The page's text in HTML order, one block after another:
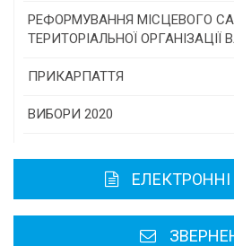
Консультативна рада
РЕФОРМУВАННЯ МІСЦЕВОГО
ТЕРИТОРІАЛЬНОЇ ОРГАНІЗАЦІЇ
ПРИКАРПАТТЯ
Історична довідка
Районні, міські ради
ВИБОРИ 2020
ЕЛЕКТРОННІ